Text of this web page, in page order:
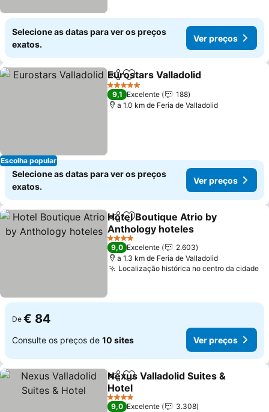
Selecione as datas para ver os preços
exatos.
Ver preços
Escolha popular
PartilharAdicionar aos favoritos
Eurostars Valladolid
5 Estrelas
9,1 Excelente
188
a 1.0 km de Feria de Valladolid
Selecione as datas para ver os preços
exatos.
Ver preços
PartilharAdicionar aos favoritos
Hotel Boutique Atrio by
Anthology hoteles
4 Estrelas
9,0 Excelente
2.603
a 1.3 km de Feria de Valladolid
Localização histórica no centro da cidade
De € 84
Consulte os preços de 10 sites Ver preços
PartilharAdicionar aos favoritos
Nexus Valladolid Suites &
Hotel
4 Estrelas
9,0 Excelente
3.308